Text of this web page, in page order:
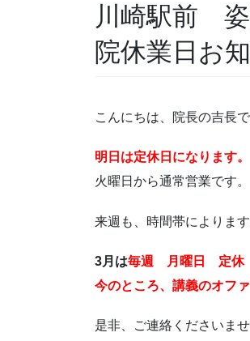
川崎駅前 姿
院休業日お
こんにちは、院長の吉長で
明日は定休日になります。
火曜日から通常営業です。
来週も、時間帯によりま
3月は毎週 月曜日 定休
今のところ、講義のオフ
是非、ご連絡くださいませ